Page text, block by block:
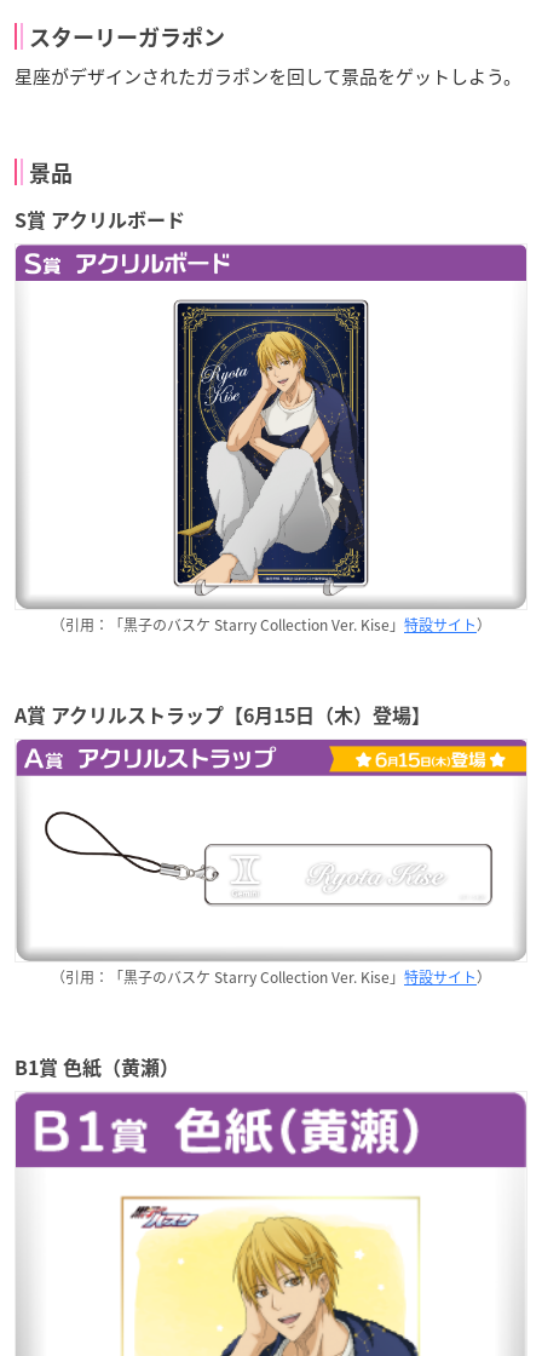
スターリーガラポン
星座がデザインされたガラポンを回して景品をゲットしよう。
景品
S賞 アクリルボード
（引用：「黒子のバスケ Starry Collection Ver. Kise」 特設サイト）
A賞 アクリルストラップ【6月15日（木）登場】
（引用：「黒子のバスケ Starry Collection Ver. Kise」 特設サイト）
B1賞 色紙（黄瀬）